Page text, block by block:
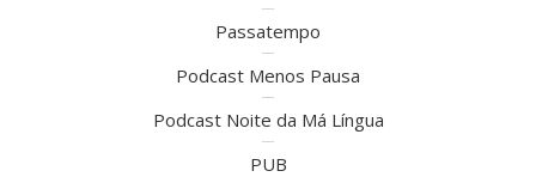
Passatempo
Podcast Menos Pausa
Podcast Noite da Má Língua
PUB